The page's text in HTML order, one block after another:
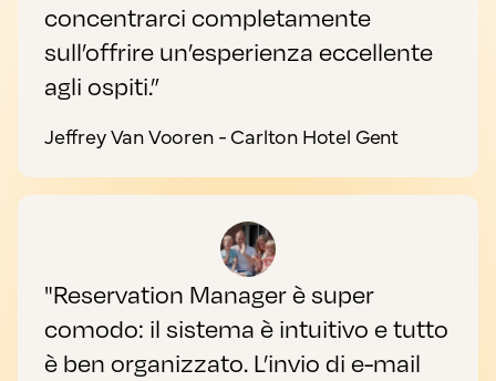
concentrarci completamente
sull’offrire un’esperienza eccellente
agli ospiti.”
Jeffrey Van Vooren - Carlton Hotel Gent
"Reservation Manager è super
comodo: il sistema è intuitivo e tutto
è ben organizzato. L’invio di e-mail